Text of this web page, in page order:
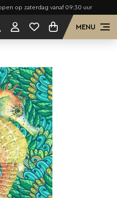
op zaterdag vanaf 09:30 uur
MENU